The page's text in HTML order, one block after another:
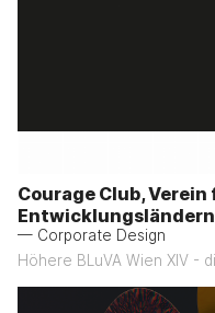
Courage Club,
Entwicklungsländern
— Corporate Design
Höhere BLuVA Wien XIV -